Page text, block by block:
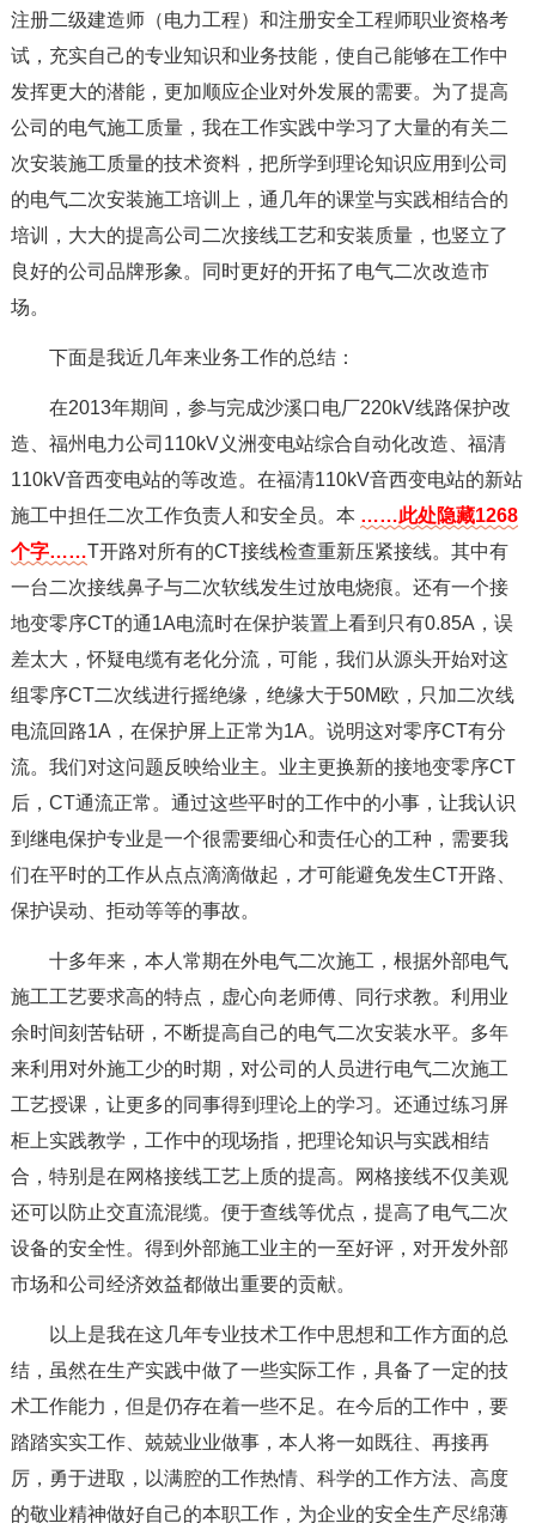
注册二级建造师（电力工程）和注册安全工程师职业资格考
试，充实自己的专业知识和业务技能，使自己能够在工作中
发挥更大的潜能，更加顺应企业对外发展的需要。为了提高
公司的电气施工质量，我在工作实践中学习了大量的有关二
次安装施工质量的技术资料，把所学到理论知识应用到公司
的电气二次安装施工培训上，通几年的课堂与实践相结合的
培训，大大的提高公司二次接线工艺和安装质量，也竖立了
良好的公司品牌形象。同时更好的开拓了电气二次改造市
场。
下面是我近几年来业务工作的总结：
在2013年期间，参与完成沙溪口电厂220kV线路保护改
造、福州电力公司110kV义洲变电站综合自动化改造、福清
110kV音西变电站的等改造。在福清110kV音西变电站的新站
施工中担任二次工作负责人和安全员。本 ……此处隐藏1268
个字……T开路对所有的CT接线检查重新压紧接线。其中有
一台二次接线鼻子与二次软线发生过放电烧痕。还有一个接
地变零序CT的通1A电流时在保护装置上看到只有0.85A，误
差太大，怀疑电缆有老化分流，可能，我们从源头开始对这
组零序CT二次线进行摇绝缘，绝缘大于50M欧，只加二次线
电流回路1A，在保护屏上正常为1A。说明这对零序CT有分
流。我们对这问题反映给业主。业主更换新的接地变零序CT
后，CT通流正常。通过这些平时的工作中的小事，让我认识
到继电保护专业是一个很需要细心和责任心的工种，需要我
们在平时的工作从点点滴滴做起，才可能避免发生CT开路、
保护误动、拒动等等的事故。
十多年来，本人常期在外电气二次施工，根据外部电气
施工工艺要求高的特点，虚心向老师傅、同行求教。利用业
余时间刻苦钻研，不断提高自己的电气二次安装水平。多年
来利用对外施工少的时期，对公司的人员进行电气二次施工
工艺授课，让更多的同事得到理论上的学习。还通过练习屏
柜上实践教学，工作中的现场指，把理论知识与实践相结
合，特别是在网格接线工艺上质的提高。网格接线不仅美观
还可以防止交直流混缆。便于查线等优点，提高了电气二次
设备的安全性。得到外部施工业主的一至好评，对开发外部
市场和公司经济效益都做出重要的贡献。
以上是我在这几年专业技术工作中思想和工作方面的总
结，虽然在生产实践中做了一些实际工作，具备了一定的技
术工作能力，但是仍存在着一些不足。在今后的工作中，要
踏踏实实工作、兢兢业业做事，本人将一如既往、再接再
厉，勇于进取，以满腔的工作热情、科学的工作方法、高度
的敬业精神做好自己的本职工作，为企业的安全生产尽绵薄